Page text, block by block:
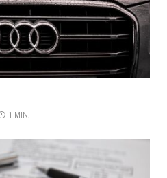
1 MIN.